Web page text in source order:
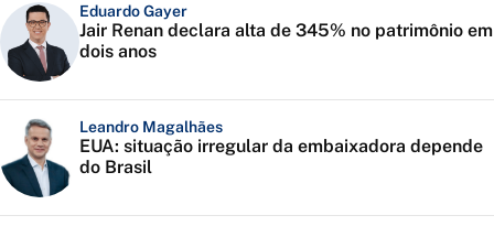
Eduardo Gayer
Jair Renan declara alta de 345% no patrimônio em
dois anos
Leandro Magalhães
EUA: situação irregular da embaixadora depende
do Brasil